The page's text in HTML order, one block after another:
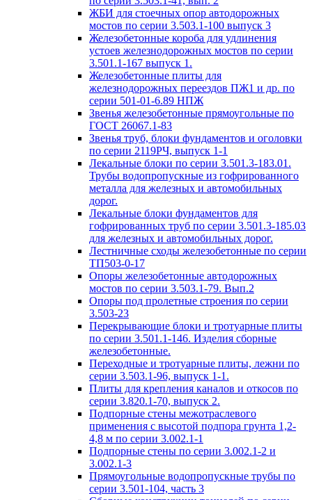
ЖБИ для стоечных опор автодорожных
мостов по серии 3.503.1-100 выпуск 3
Железобетонные короба для удлинения
устоев железнодорожных мостов по серии
3.501.1-167 выпуск 1.
Железобетонные плиты для
железнодорожных переездов ПЖ1 и др. по
серии 501-01-6.89 НПЖ
Звенья железобетонные прямоугольные по
ГОСТ 26067.1-83
Звенья труб, блоки фундаментов и оголовки
по серии 2119РЧ, выпуск 1-1
Лекальные блоки по серии 3.501.3-183.01.
Трубы водопропускные из гофрированного
металла для железных и автомобильных
дорог.
Лекальные блоки фундаментов для
гофрированных труб по серии 3.501.3-185.03
для железных и автомобильных дорог.
Лестничные сходы железобетонные по серии
ТП503-0-17
Опоры железобетонные автодорожных
мостов по серии 3.503.1-79. Вып.2
Опоры под пролетные строения по серии
3.503-23
Перекрывающие блоки и тротуарные плиты
по серии 3.501.1-146. Изделия сборные
железобетонные.
Переходные и тротуарные плиты, лежни по
серии 3.503.1-96, выпуск 1-1.
Плиты для крепления каналов и откосов по
серии 3.820.1-70, выпуск 2.
Подпорные стены межотраслевого
применения с высотой подпора грунта 1,2-
4,8 м по серии 3.002.1-1
Подпорные стены по серии 3.002.1-2 и
3.002.1-3
Прямоугольные водопропускные трубы по
серии 3.501-104, часть 3